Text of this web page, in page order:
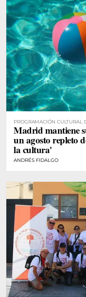
PROGRAMACIÓN
Madrid mantiene
un agosto repleto
la cultura'
ANDRÉS FIDALGO